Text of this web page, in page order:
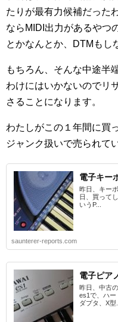
たりが最有力候補だった
ならMIDI出力があるやつ
とかなんとか、DTMもし
もちろん、そんな中途半
わけにはいかないのでリ
さることになります。
わたしがこの１年間に買
ジャンク扱いで売られて
電子キー
昨日、キー
日、買って
いうP...
saunterer-reports.com
電子ピア
昨日、中古
es1で、ハー
ダプタ、X型...